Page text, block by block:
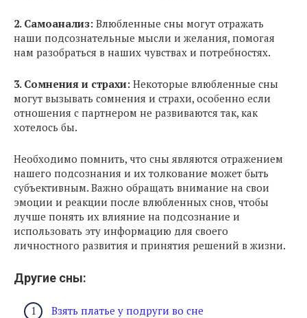
2. Самоанализ: Влюбленные сны могут отражать
наши подсознательные мысли и желания, помогая
нам разобраться в наших чувствах и потребностях.
3. Сомнения и страхи: Некоторые влюбленные сны
могут вызывать сомнения и страхи, особенно если
отношения с партнером не развиваются так, как
хотелось бы.
Необходимо помнить, что сны являются отражением
нашего подсознания и их толкование может быть
субъективным. Важно обращать внимание на свои
эмоции и реакции после влюбленных снов, чтобы
лучше понять их влияние на подсознание и
использовать эту информацию для своего
личностного развития и принятия решений в жизни.
Другие сны:
Взять платье у подруги во сне